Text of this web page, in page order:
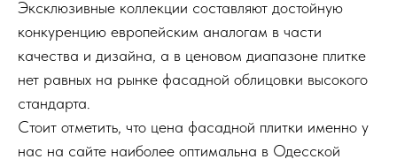
Эксклюзивные коллекции составляют достойную
конкуренцию европейским аналогам в части
качества и дизайна, а в ценовом диапазоне плитке
нет равных на рынке фасадной облицовки высокого
стандарта.
Стоит отметить, что цена фасадной плитки именно у
нас на сайте наиболее оптимальна в Одесской